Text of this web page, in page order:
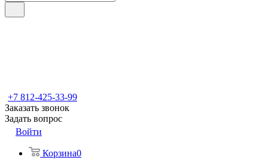
+7 812-425-33-99
Заказать звонок
Задать вопрос
Войти
Корзина0